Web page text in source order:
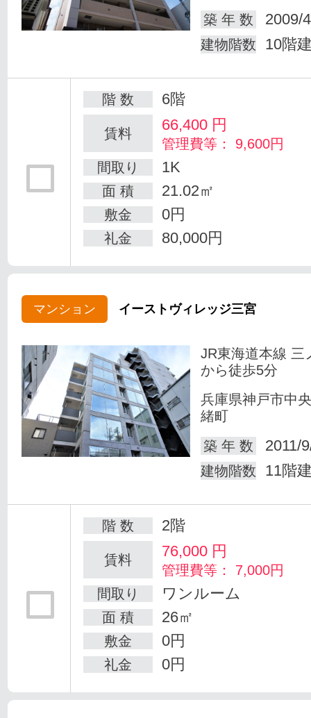
築 年 数
2009/
建物階数 10階
階 数 6階
賃料 66,400 円
管理費等： 9,600円
間取り
1K
面 積 21.02㎡
敷金 0円
礼金 80,000円
マンション イーストヴィレッジ三宮
JR東海道本線 三
から徒歩5分
兵庫県神戸市中
緒町
築 年 数
2011/
建物階数 11階
階 数 2階
賃料 76,000 円
管理費等： 7,000円
間取り
ワンルーム
面 積 26㎡
敷金 0円
礼金 0円